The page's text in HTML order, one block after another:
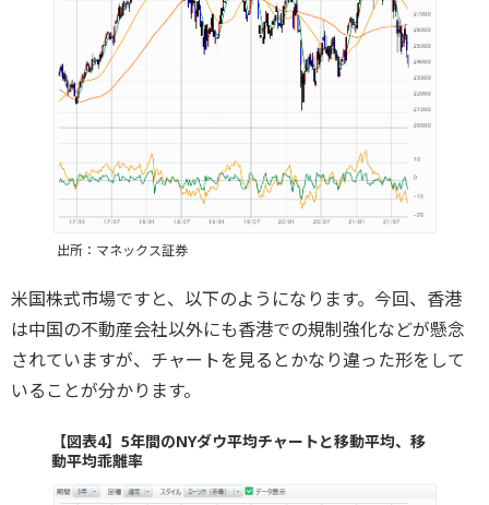
出所：マネックス証券
米国株式市場ですと、以下のようになります。今回、香港
は中国の不動産会社以外にも香港での規制強化などが懸念
されていますが、チャートを見るとかなり違った形をして
いることが分かります。
【図表4】5年間のNYダウ平均チャートと移動平均、移
動平均乖離率